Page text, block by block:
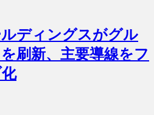
ディングスがグル
刷新、主要導線をフ